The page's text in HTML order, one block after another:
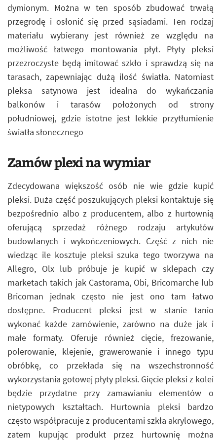
dymionym. Można w ten sposób zbudować trwałą
przegrodę i osłonić się przed sąsiadami. Ten rodzaj
materiału wybierany jest również ze względu na
możliwość łatwego montowania płyt. Płyty pleksi
przezroczyste będą imitować szkło i sprawdzą się na
tarasach, zapewniając dużą ilość światła. Natomiast
pleksa satynowa jest idealna do wykańczania
balkonów i tarasów położonych od strony
południowej, gdzie istotne jest lekkie przytłumienie
światła słonecznego
Zamów plexi na wymiar
Zdecydowana większość osób nie wie gdzie kupić
pleksi. Duża część poszukujących pleksi kontaktuje się
bezpośrednio albo z producentem, albo z hurtownią
oferującą sprzedaż różnego rodzaju artykułów
budowlanych i wykończeniowych. Część z nich nie
wiedząc ile kosztuje pleksi szuka tego tworzywa na
Allegro, Olx lub próbuje je kupić w sklepach czy
marketach takich jak Castorama, Obi, Bricomarche lub
Bricoman jednak często nie jest ono tam łatwo
dostępne. Producent pleksi jest w stanie tanio
wykonać każde zamówienie, zarówno na duże jak i
małe formaty. Oferuje również cięcie, frezowanie,
polerowanie, klejenie, grawerowanie i innego typu
obróbkę, co przekłada się na wszechstronność
wykorzystania gotowej płyty pleksi. Gięcie pleksi z kolei
będzie przydatne przy zamawianiu elementów o
nietypowych kształtach. Hurtownia pleksi bardzo
często współpracuje z producentami szkła akrylowego,
zatem kupując produkt przez hurtownię można